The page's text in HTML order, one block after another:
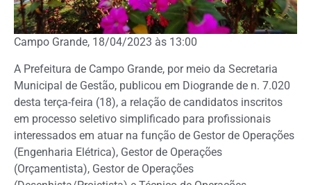
Campo Grande, 18/04/2023 às 13:00
A Prefeitura de Campo Grande, por meio da Secretaria
Municipal de Gestão, publicou em Diogrande de n. 7.020
desta terça-feira (18), a relação de candidatos inscritos
em processo seletivo simplificado para profissionais
interessados em atuar na função de Gestor de Operações
(Engenharia Elétrica), Gestor de Operações
(Orçamentista), Gestor de Operações